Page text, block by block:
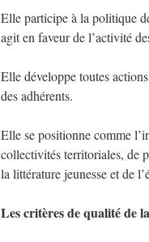
Elle participe à la politique
agit en faveur de l’activité
Elle développe toutes
des adhérents.
Elle se positionne comme
collectivités territoriales, de
la littérature jeunesse et de
Les critères de qualité de